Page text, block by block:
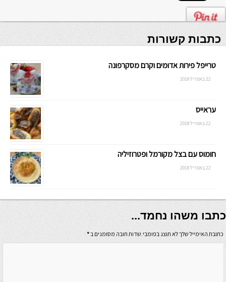
כתבות קשורות
טרייפל פירות אדומים וקרם מסקרפונה
22 באפריל 2018
עראייס
22 באפריל 2018
חומוס עם בצל מקורמל ופטרוזיליה
22 באפריל 2018
כתבו משהו נחמד...
כתובת האימייל שלך לא תוצג בפומבי.שדות חובה מסומנים ב*